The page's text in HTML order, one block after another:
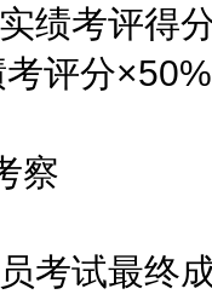
考评得分
评分
察
试最终成